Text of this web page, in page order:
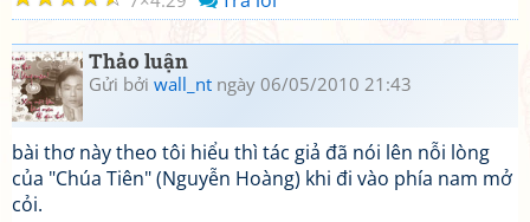
Thảo luận
Gửi bởi wall_nt ngày 06/05/2010 21:43
bài thơ này theo tôi hiểu thì tác giả đã nói lên nỗi lòng
của "Chúa Tiên" (Nguyễn Hoàng) khi đi vào phía nam mở
cỏi.